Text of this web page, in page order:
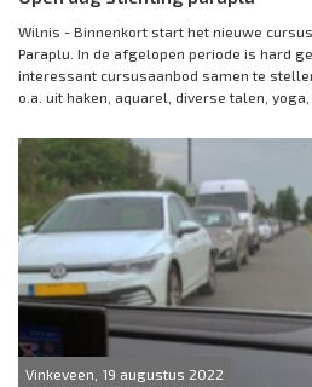
Wilnis - Binnenkort start het nieuwe
Paraplu. In de afgelopen periode is hard
interessant cursusaanbod samen te
o.a. uit haken, aquarel, diverse talen,
Vinkeveen, 19 augustus 2022